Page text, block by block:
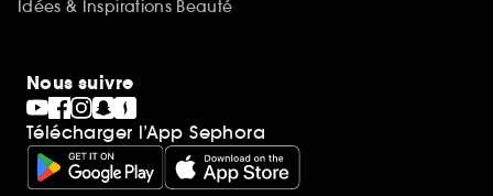
Idées & Inspirations Beauté
Nous suivre
Télécharger l’App Sephora